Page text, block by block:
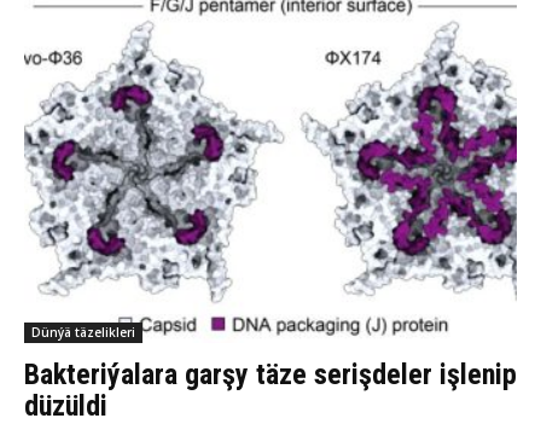
Dünýä täzelikleri
Bakteriýalara garşy täze serişdeler işlenip
düzüldi